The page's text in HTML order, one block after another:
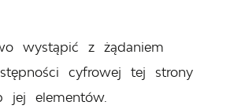
wystąpić z żądaniem
cyfrowej tej strony
jej elementów.